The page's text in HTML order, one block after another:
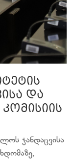
და
ჯანდაცვისა